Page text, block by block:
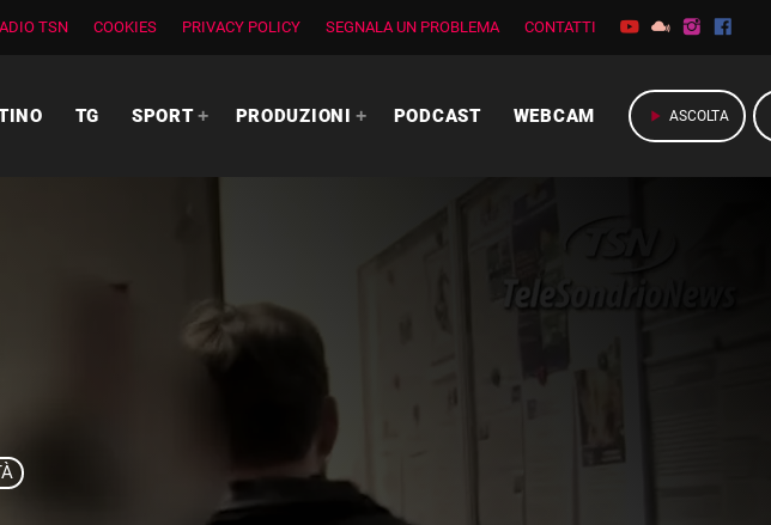
TSN COOKIES PRIVACY POLICY SEGNALA UN PROBLEMA CONTATTI
TG SPORT PRODUZIONI PODCAST WEBCAM play_arrow ASCOLTA